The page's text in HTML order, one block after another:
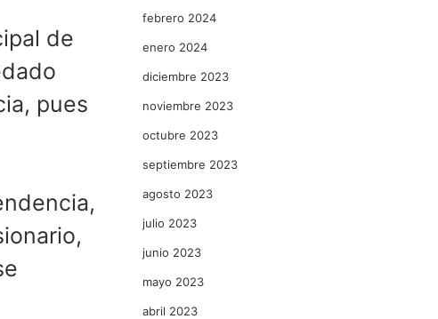
de
pues
febrero 2024
enero 2024
diciembre 2023
noviembre 2023
octubre 2023
septiembre 2023
agosto 2023
julio 2023
junio 2023
mayo 2023
abril 2023